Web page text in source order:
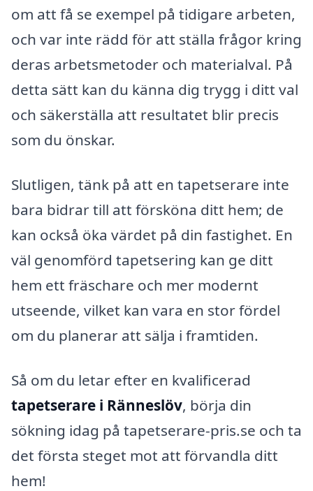
om att få se exempel på tidigare arbeten,
och var inte rädd för att ställa frågor kring
deras arbetsmetoder och materialval. På
detta sätt kan du känna dig trygg i ditt val
och säkerställa att resultatet blir precis
som du önskar.
Slutligen, tänk på att en tapetserare inte
bara bidrar till att försköna ditt hem; de
kan också öka värdet på din fastighet. En
väl genomförd tapetsering kan ge ditt
hem ett fräschare och mer modernt
utseende, vilket kan vara en stor fördel
om du planerar att sälja i framtiden.
Så om du letar efter en kvalificerad
tapetserare i Ränneslöv, börja din
sökning idag på tapetserare-pris.se och ta
det första steget mot att förvandla ditt
hem!